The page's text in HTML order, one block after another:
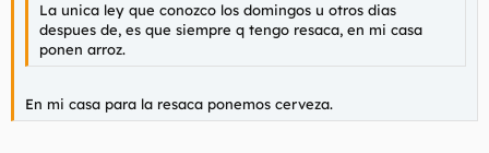
La unica ley que conozco los domingos u otros dias
despues de, es que siempre q tengo resaca, en mi casa
ponen arroz.
En mi casa para la resaca ponemos cerveza.